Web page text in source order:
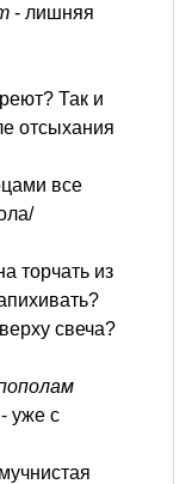
- лишняя
Так и
отсыхания
все
торчать из
свеча?
уже с